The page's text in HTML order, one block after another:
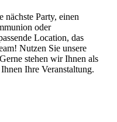
nächste Party, einen
oder
Location, das
Nutzen Sie unsere
stehen wir Ihnen als
Ihre Veranstaltung.